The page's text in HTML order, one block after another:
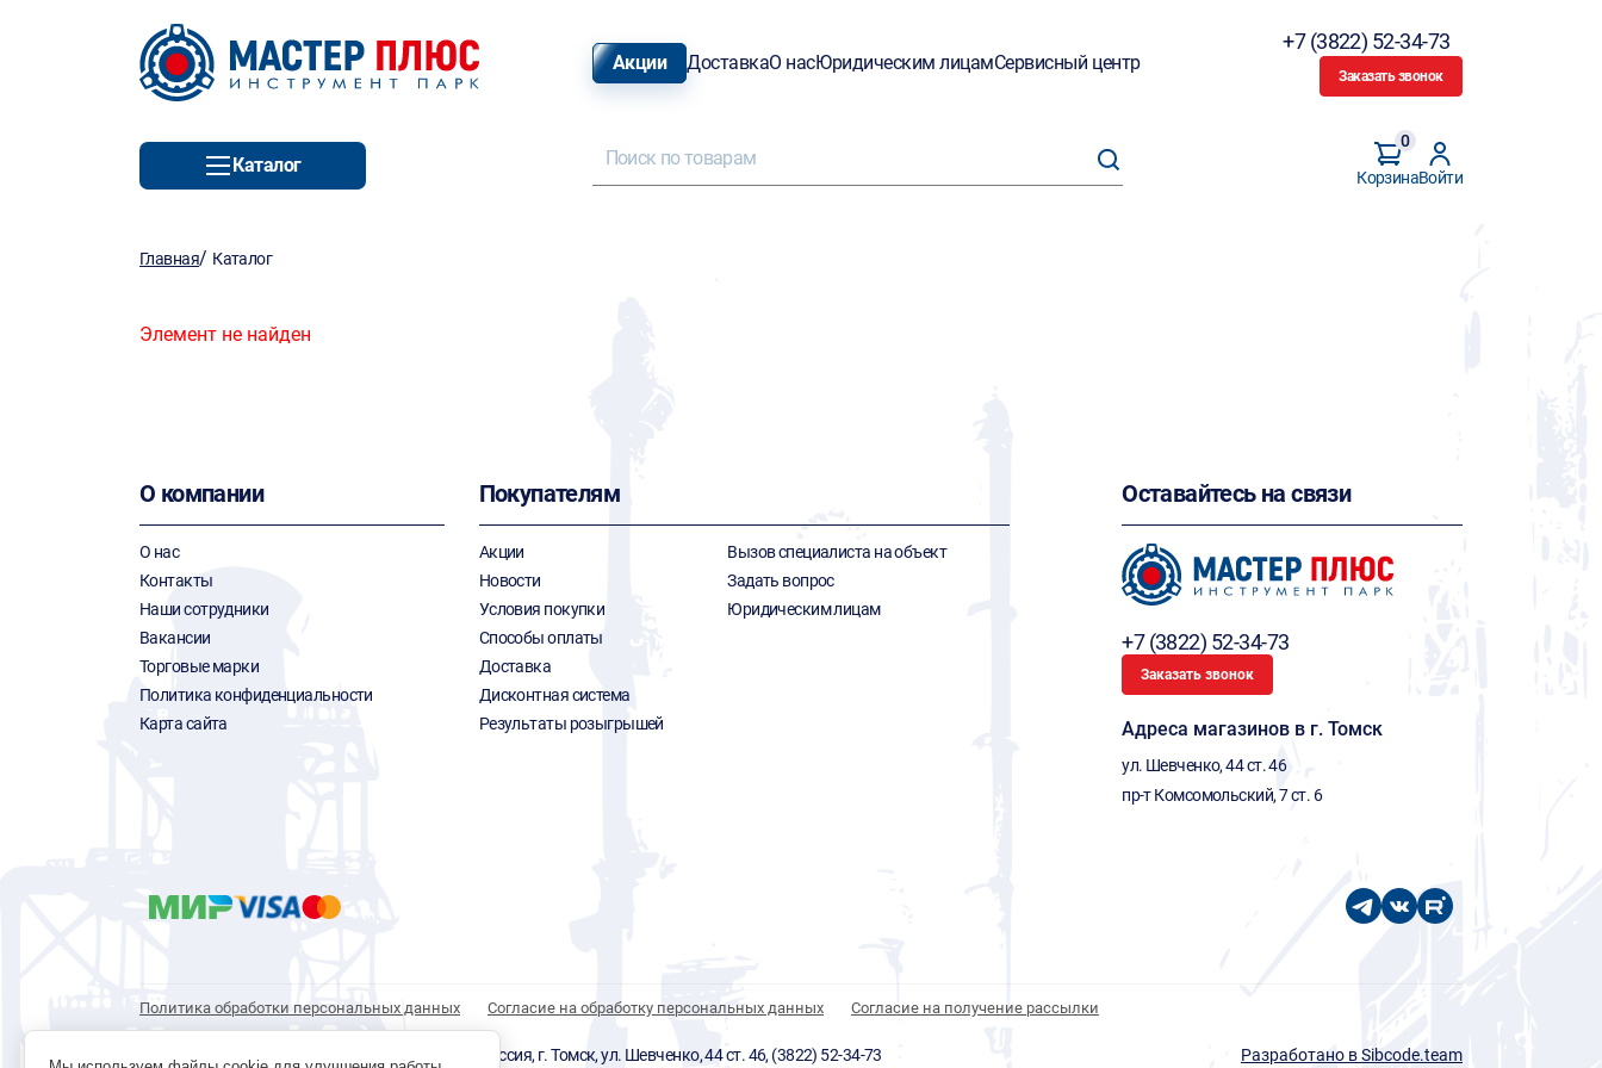
Акции ДоставкаО насЮридическим лицамСервисный центр
+7 (3822) 52-34-73
Заказать звонок
Каталог
Корзина
0
Войти
Главная/ Каталог
Элемент не найден
О компании
О нас
Контакты
Наши сотрудники
Вакансии
Торговые марки
Политика конфиденциальности
Карта сайта
Покупателям
Акции
Новости
Условия покупки
Способы оплаты
Доставка
Дисконтная система
Результаты розыгрышей
Вызов специалиста на объект
Задать вопрос
Юридическим лицам
Оставайтесь на связи
+7 (3822) 52-34-73
Заказать звонок
Адреса магазинов в г. Томск
ул. Шевченко, 44 ст. 46
пр-т Комсомольский, 7 ст. 6
Политика обработки персональных данных Согласие на обработку персональных данных Согласие на получение рассылки
© 1996 - 2026 инструмент парк «Мастер Плюс» Россия, г. Томск, ул. Шевченко, 44 ст. 46, (3822) 52-34-73 Разработано в Sibcode.team